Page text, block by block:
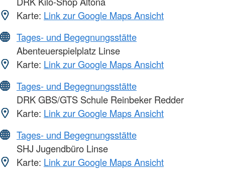
Karte: Link zur Google Maps Ansicht
Tages- und Begegnungsstätte
Abenteuerspielplatz Linse
Karte: Link zur Google Maps Ansicht
Tages- und Begegnungsstätte
DRK GBS/GTS Schule Reinbeker Redder
Karte: Link zur Google Maps Ansicht
Tages- und Begegnungsstätte
SHJ Jugendbüro Linse
Karte: Link zur Google Maps Ansicht